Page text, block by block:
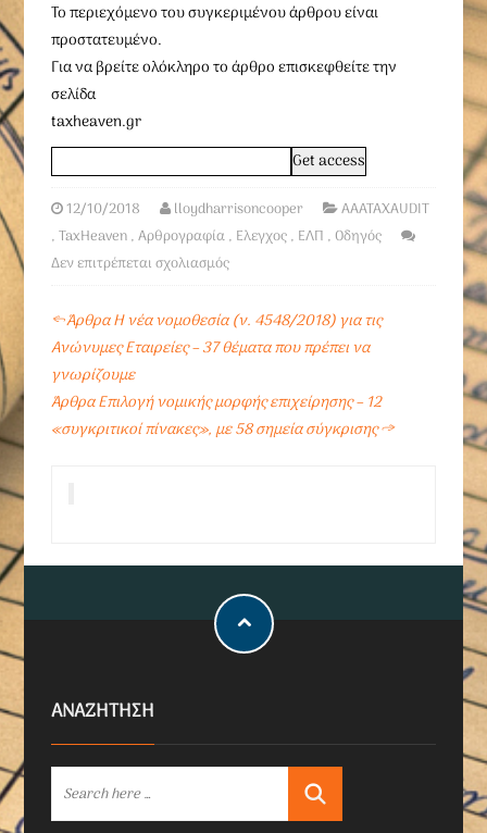
To περιεχόμενο του συγκεριμένου άρθρου είναι
προστατευμένο.
Για να βρείτε ολόκληρο το άρθρο επισκεφθείτε την
σελίδα
taxheaven.gr
12/10/2018 lloydharrisoncooper
AAATAXAUDIT
,TaxHeaven,Αρθρογραφία, Ελεγχος, ΕΛΠ , Οδηγός
Δεν επιτρέπεται σχολιασμός
←Άρθρα Η νέα νομοθεσία (ν. 4548/2018) για τις
Ανώνυμες Εταιρείες – 37 θέματα που πρέπει να
γνωρίζουμε
Άρθρα Επιλογή νομικής μορφής επιχείρησης – 12
«συγκριτικοί πίνακες», με 58 σημεία σύγκρισης→
ΑΝΑΖΗΤΗΣΗ